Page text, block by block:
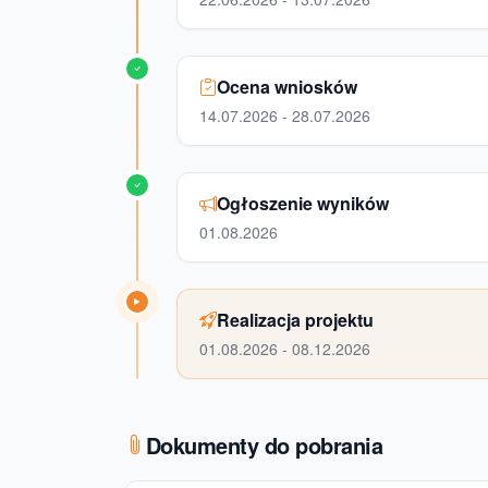
Ocena wniosków
14.07.2026 - 28.07.2026
Ogłoszenie wyników
01.08.2026
Realizacja projektu
01.08.2026 - 08.12.2026
Dokumenty do pobrania